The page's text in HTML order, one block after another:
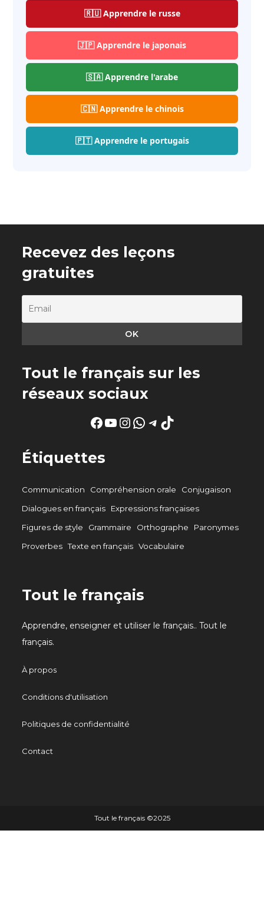
🇷🇺 Apprendre le russe
🇯🇵 Apprendre le japonais
🇸🇦 Apprendre l'arabe
🇨🇳 Apprendre le chinois
🇵🇹 Apprendre le portugais
Recevez des leçons
gratuites
Tout le français sur les
réseaux sociaux
Facebook
YouTube
Instagram
WhatsApp
Telegram
TikTok
Étiquettes
Communication Compréhension orale
Conjugaison
Dialogues en français
Expressions françaises
Figures de style
Grammaire Orthographe
Paronymes
Proverbes Texte en français Vocabulaire
Tout le français
Apprendre, enseigner et utiliser le français.. Tout le
français.
À propos
Conditions d'utilisation
Politiques de confidentialité
Contact
Tout le français ©️2025